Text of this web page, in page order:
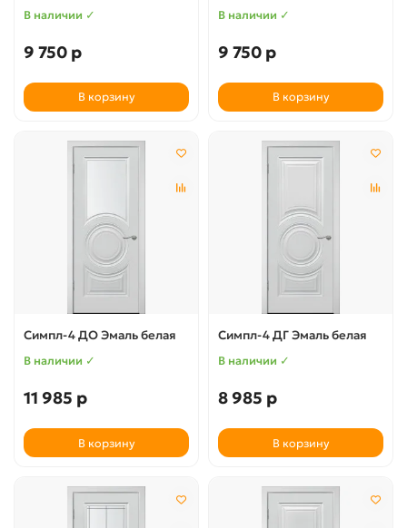
В наличии ✓
9 750 р
В корзину
В наличии ✓
9 750 р
В корзину
Симпл-4 ДО Эмаль белая
В наличии ✓
11 985 р
В корзину
Симпл-4 ДГ Эмаль белая
В наличии ✓
8 985 р
В корзину